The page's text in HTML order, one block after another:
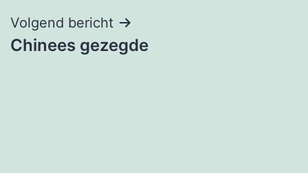
Volgend bericht
Chinees gezegde